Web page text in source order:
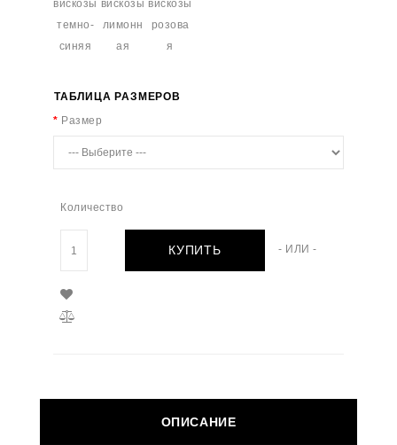
ТАБЛИЦА РАЗМЕРОВ
Размер
Количество
КУПИТЬ - ИЛИ -
ОПИСАНИЕ